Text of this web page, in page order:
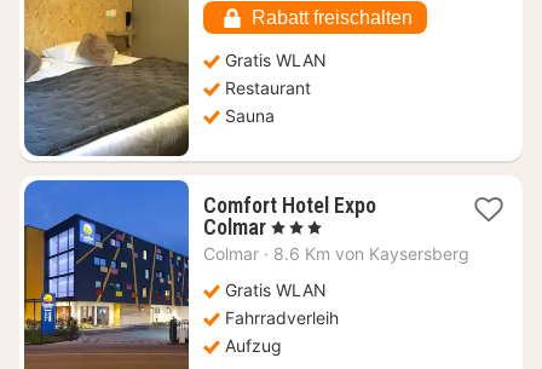
107,27
€
Rabatt freischalten
Gratis WLAN
Restaurant
Sauna
Comfort Hotel Expo
Colmar1
Nacht
61,37
€
, 3 Sterne
Colmar · 8.6 Km von Kaysersberg
Gratis WLAN
Fahrradverleih
Aufzug